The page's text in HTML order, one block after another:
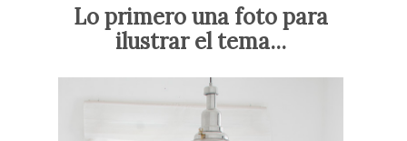
Lo primero una foto para
ilustrar el tema...